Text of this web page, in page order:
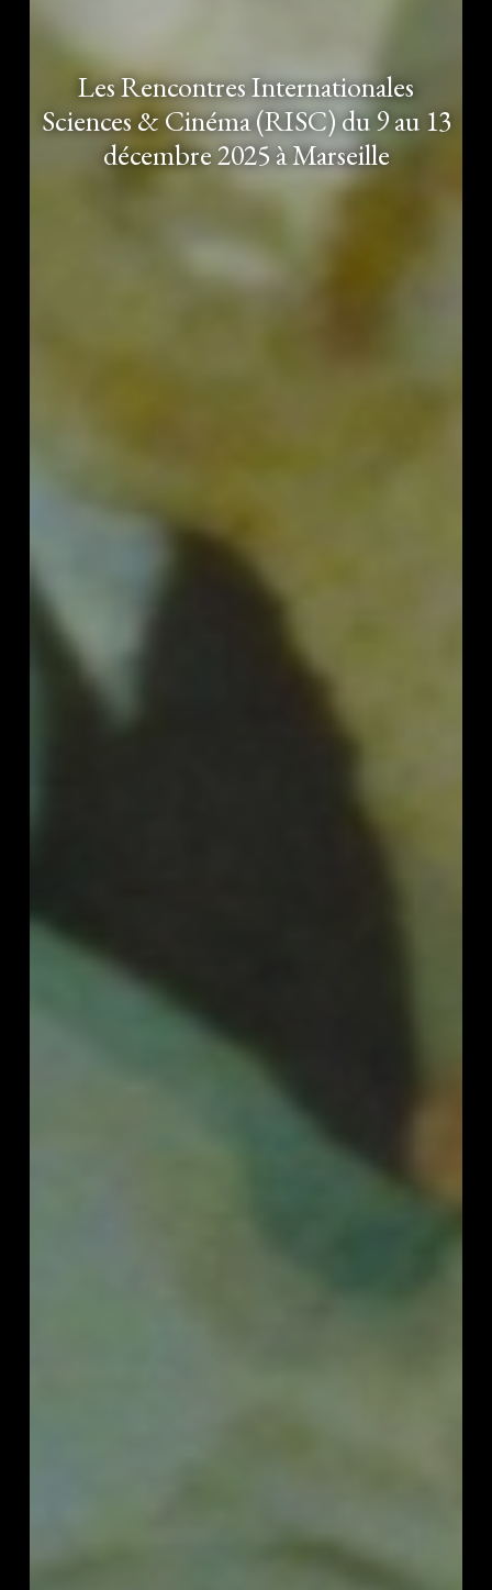
Les Rencontres Internationales
Sciences & Cinéma (RISC) du 9 au 13
décembre 2025 à Marseille